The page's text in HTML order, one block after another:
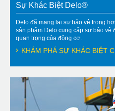
Sự Khác Biệt Delo®
Delo đã mang lại sự bảo vệ trong
sản phẩm Delo cung cấp sự bảo vệ
quan trọng của động cơ.
KHÁM PHÁ SỰ KHÁC BIỆT